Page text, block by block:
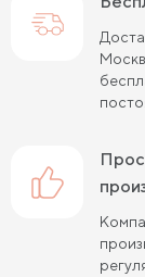
простыни на резинке из сатина от